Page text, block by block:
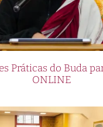
Práticas do Buda
ONLINE